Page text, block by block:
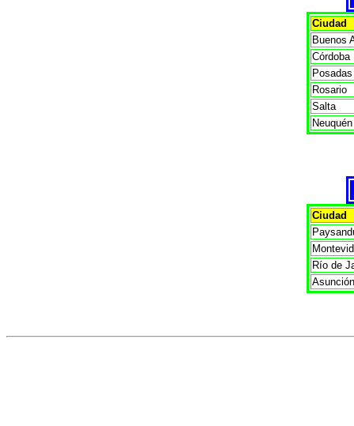
Ciudad
Buenos
Córdoba
Posadas
Rosario
Salta
Neuquén
Ciudad
Río de
Asunción